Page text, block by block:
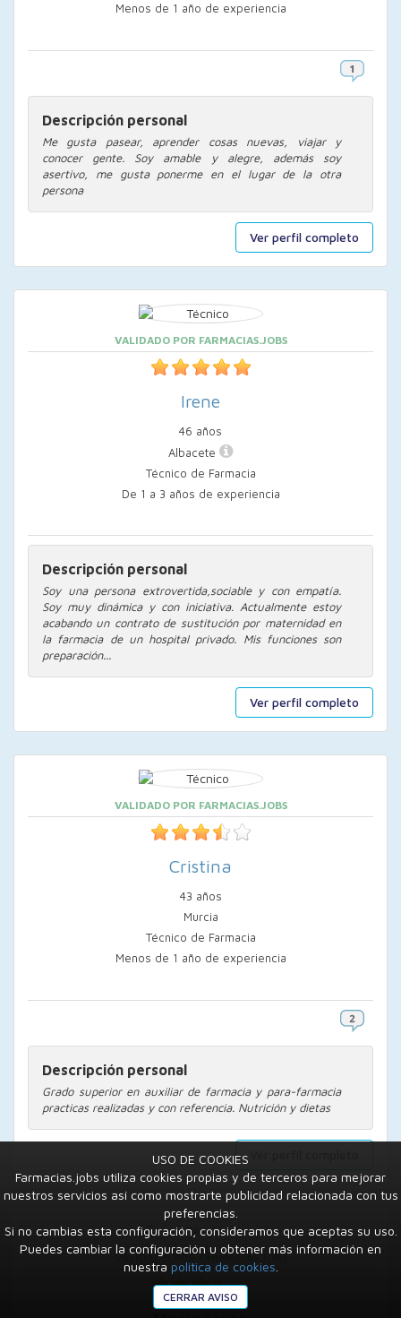
Ver perfil completo
Menos de 1 año de experiencia
Descripción personal
Me gusta pasear, aprender cosas nuevas, viajar y
conocer gente. Soy amable y alegre, además soy
asertivo, me gusta ponerme en el lugar de la otra
persona
Ver perfil completo
VALIDADO POR FARMACIAS.JOBS
Irene
46 años
Albacete
Técnico de Farmacia
De 1 a 3 años de experiencia
Descripción personal
Soy una persona extrovertida,sociable y con empatía.
Soy muy dinámica y con iniciativa. Actualmente estoy
acabando un contrato de sustitución por maternidad en
la farmacia de un hospital privado. Mis funciones son
preparación...
VALIDADO POR FARMACIAS.JOBS
Cristina
43 años
Murcia
Técnico de Farmacia
Menos de 1 año de experiencia
Descripción personal
Grado superior en auxiliar de farmacia y para-farmacia
practicas realizadas y con referencia. Nutrición y dietas
VALIDADO POR FARMACIAS.JOBS
USO DE COOKIES
Farmacias.jobs utiliza cookies propias y de terceros para mejorar
nuestros servicios así como mostrarte publicidad relacionada con tus
preferencias.
Si no cambias esta configuración, consideramos que aceptas su uso.
Puedes cambiar la configuración u obtener más información en
nuestra política de cookies
CERRAR AVISO